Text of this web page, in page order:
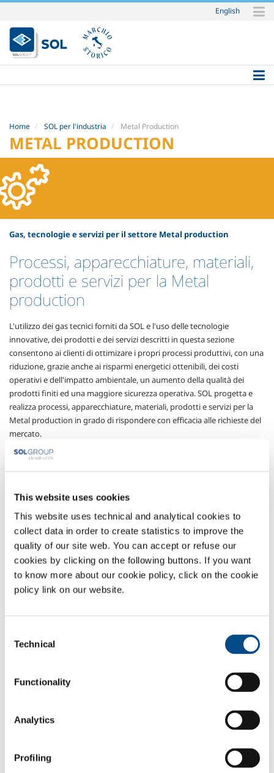
This website uses cookies
This website uses technical and analytical cookies to
collect data in order to create statistics to improve the
quality of our site web. You can accept or refuse our
cookies by clicking on the following buttons. If you want
to know more about our cookie policy, click on the cookie
policy link on our website.
Selection
Technical
Functionality
Analytics
Profiling
Salta
ai
contenuti.
|
alla
English
Home SOL per l'industria Metal Production
METAL PRODUCTION
Gas, tecnologie e servizi per il settore Metal production
Processi, apparecchiature, materiali,
prodotti e servizi per la Metal
production
L'utilizzo dei gas tecnici forniti da SOL e l'uso delle tecnologie
innovative, dei prodotti e dei servizi descritti in questa sezione
consentono ai clienti di ottimizare i propri processi produttivi, con una
riduzione, grazie anche ai risparmi energetici ottenibili, dei costi
operativi e dell'impatto ambientale, un aumento della qualità dei
prodotti finiti ed una maggiore sicurezza operativa. SOL progetta e
realizza processi, apparecchiature, materiali, prodotti e servizi per la
Metal production in grado di rispondere con efficacia alle richieste del
mercato.
Produzione acciaio
(da minerale -
altoforno)
(da rottame - forno
elettrico)
Produzione alluminio
secondario
(riciclaggio)
Estrusione alluminio
Produzione ghisa
Fonderia di
persa)
Lavorazioni metalli
piano
container e fibre
artistico
refrattari, marmo